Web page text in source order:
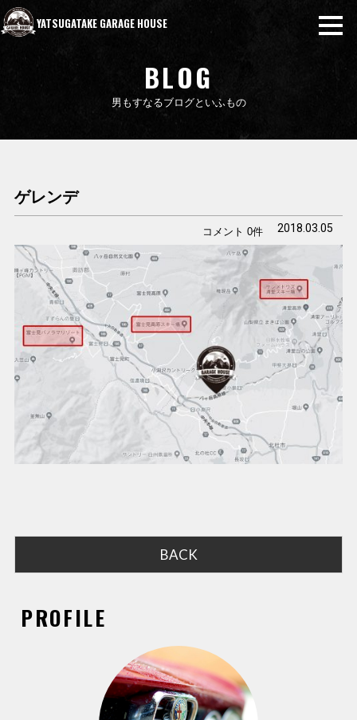
YATSUGATAKE GARAGE HOUSE
BLOG
男もすなるブログといふもの
ゲレンデ
2018.03.05
コメント 0件
BACK
PROFILE